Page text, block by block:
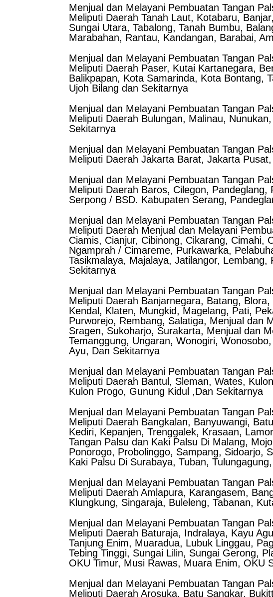
Menjual dan Melayani Pembuatan Tangan
Meliputi Daerah Tanah Laut, Kotabaru,
Sungai Utara, Tabalong, Tanah Bumbu,
Marabahan, Rantau, Kandangan, Barabai,
Menjual dan Melayani Pembuatan Tangan
Meliputi Daerah Paser, Kutai Kartanegara,
Balikpapan, Kota Samarinda, Kota Bontang,
Ujoh Bilang dan Sekitarnya
Menjual dan Melayani Pembuatan Tangan
Meliputi Daerah Bulungan, Malinau,
Sekitarnya
Menjual dan Melayani Pembuatan Tangan
Meliputi Daerah Jakarta Barat, Jakarta
Menjual dan Melayani Pembuatan Tangan
Meliputi Daerah Baros, Cilegon,
Serpong / BSD. Kabupaten Serang,
Menjual dan Melayani Pembuatan Tangan
Meliputi Daerah Menjual dan Melayani
Ciamis, Cianjur, Cibinong, Cikarang, Cimahi,
Ngamprah / Cimareme, Purkawarka,
Tasikmalaya, Majalaya, Jatilangor,
Sekitarnya
Menjual dan Melayani Pembuatan Tangan
Meliputi Daerah Banjarnegara, Batang,
Kendal, Klaten, Mungkid, Magelang, Pati,
Purworejo, Rembang, Salatiga, Menjual dan
Sragen, Sukoharjo, Surakarta, Menjual dan
Temanggung, Ungaran, Wonogiri,
Ayu, Dan Sekitarnya
Menjual dan Melayani Pembuatan Tangan
Meliputi Daerah Bantul, Sleman, Wates,
Kulon Progo, Gunung Kidul ,Dan Sekitarnya
Menjual dan Melayani Pembuatan Tangan
Meliputi Daerah Bangkalan, Banyuwangi,
Kediri, Kepanjen, Trenggalek, Krasaan,
Tangan Palsu dan Kaki Palsu Di Malang,
Ponorogo, Probolinggo, Sampang, Sidoarjo,
Kaki Palsu Di Surabaya, Tuban,
Menjual dan Melayani Pembuatan Tangan
Meliputi Daerah Amlapura, Karangasem,
Klungkung, Singaraja, Buleleng, Tabanan,
Menjual dan Melayani Pembuatan Tangan
Meliputi Daerah Baturaja, Indralaya, Kayu
Tanjung Enim, Muaradua, Lubuk Linggau,
Tebing Tinggi, Sungai Lilin, Sungai Gerong,
OKU Timur, Musi Rawas, Muara Enim, OKU
Menjual dan Melayani Pembuatan Tangan
Meliputi Daerah Arosuka, Batu Sangkar,